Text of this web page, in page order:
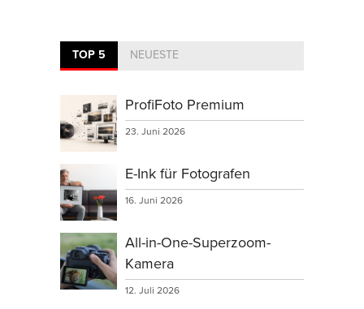
TOP 5 NEUESTE
ProfiFoto Premium
23. Juni 2026
E-Ink für Fotografen
16. Juni 2026
All-in-One-Superzoom-
Kamera
12. Juli 2026